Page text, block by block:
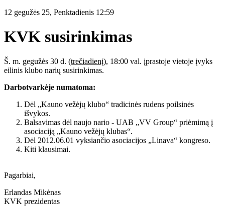
12 gegužės 25, Penktadienis 12:59
KVK susirinkimas
Š. m. gegužės 30 d. (trečiadienį), 18:00 val. įprastoje vietoje įvyks
eilinis klubo narių susirinkimas.
Darbotvarkėje numatoma:
Dėl „Kauno vežėjų klubo“ tradicinės rudens poilsinės
išvykos.
Balsavimas dėl naujo nario - UAB „VV Group“ priėmimą į
asociaciją „Kauno vežėjų klubas“.
Dėl 2012.06.01 vyksiančio asociacijos „Linava“ kongreso.
Kiti klausimai.
Pagarbiai,
Erlandas Mikėnas
KVK prezidentas